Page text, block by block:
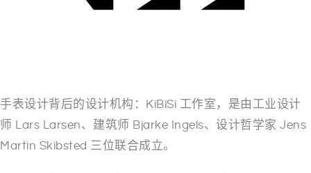
手表设计背后的设计机构：KiBiSi 工作室，是由工业设计
师 Lars Larsen、建筑师 Bjarke Ingels、设计哲学家 Jens
Martin Skibsted 三位联合成立。